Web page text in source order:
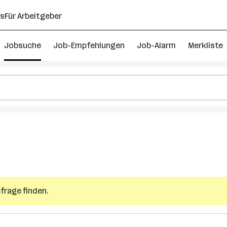
Für Arbeitgeber
Jobsuche Job-Empfehlungen Job-Alarm Merkliste
finden.